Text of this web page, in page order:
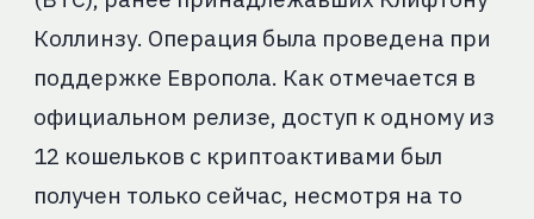
Коллинзу. Операция была проведена при
поддержке Европола. Как отмечается в
официальном релизе, доступ к одному из
12 кошельков с криптоактивами был
получен только сейчас, несмотря на то